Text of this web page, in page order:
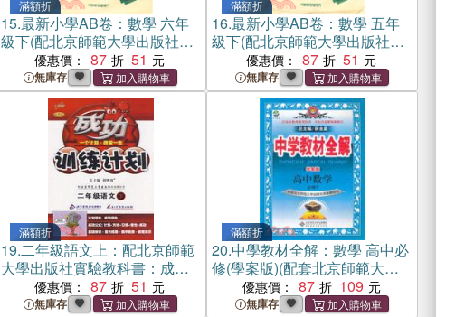
滿額折
15.最新小學AB卷：數學 六年
級下(配北京師範大學出版社實
驗教科書)（簡體書）
優惠價： 87 51
無庫存
滿額折
16.最新小學AB卷：數學 五年
級下(配北京師範大學出版社實
驗教科書)（簡體書）
優惠價： 87 51
無庫存
滿額折
19.二年級語文上：配北京師範
大學出版社實驗教科書：成功
訓練計劃（簡體書）
優惠價： 87 51
無庫存
滿額折
20.中學教材全解：數學 高中必
修(學案版)(配套北京師範大學
出版社實驗教科書)（簡體書）
優惠價： 87 109
無庫存